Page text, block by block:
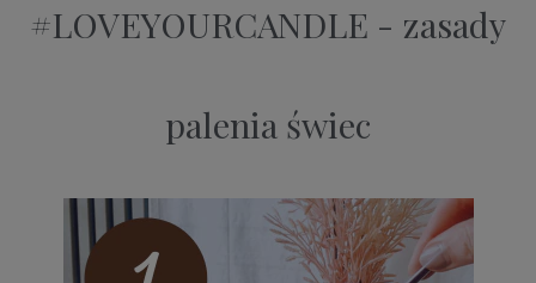
#LOVEYOURCANDLE - zasady
palenia świec